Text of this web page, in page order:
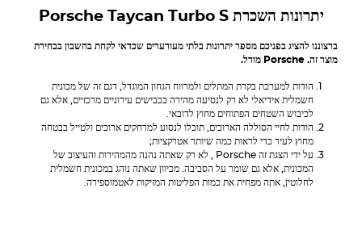
יתרונות השכרת Porsche Taycan TurboS
ברצוננו להציג בפניכם מספר יתרונות בלתי מעורערים שכדאי לקחת בחשבון בבחירת
מוצר זה. Porsche מודל.
הודות למערכת בקרת המתלים ולמרווח הגחון המוגדל, דגם זה של מכונית
חשמלית אידיאלי לא רק לנסיעה מהירה בכבישים עירוניים מרכזיים, אלא גם
לכיבוש השטחים הפתוחים מחוץ לדובאי.
הודות לחיי הסוללה הארוכים, תוכלו לנסוע למרחקים ארוכים ולטייל בבטחה
מחוץ לעיר כדי לראות כמה שיותר אטרקציות;
על ידי הצגת זה Porsche
, לא רק שאתה נהנה מהמהירות והעיצוב של
המכונית, אלא גם שומר על הסביבה. מכיוון שאתה נוהג במכונית חשמלית
לחלוטין, אתה מפחית את כמות הפליטות המזיקות לאטמוספירה.